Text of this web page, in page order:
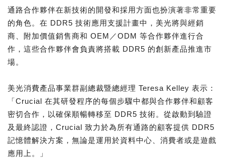
通路合作夥伴在新技術的開發和採用方面也扮演著非常重要
的角色。在 DDR5 技術應用支援計畫中，美光將與經銷
商、附加價值銷售商和 OEM／ODM 等合作夥伴進行合
作，這些合作夥伴會負責將搭載 DDR5 的創新產品推進市
場。
美光消費產品事業群副總裁暨總經理 Teresa Kelley 表示：
「Crucial 在其研發程序的每個步驟中都與合作夥伴和顧客
密切合作，以確保順暢轉移至 DDR5 技術。從啟動到驗證
及最終認證，Crucial 致力於為所有通路的顧客提供 DDR5
記憶體解決方案，無論是運用於資料中心、消費者或是遊戲
應用上。」